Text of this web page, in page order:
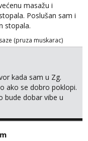
masažu i
Poslušan sam i
stopala.
(pruza muskarac)
kada sam u Zg.
ako se dobro poklopi.
bude dobar vibe u
su duga kosa, do
biti zbog dobre